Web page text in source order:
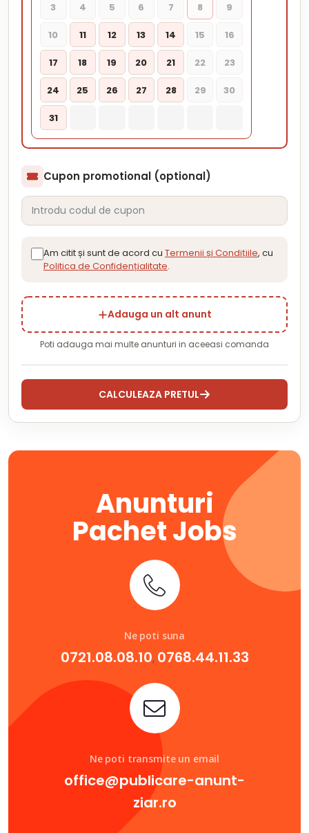
Anunturi
Pachet Jobs
Ne poti suna
0721.08.08.10, 0768.44.11.33
Ne poti transmite un email
office@publicare-anunt-
ziar.ro
3 4 5 6 7 8 9
10 11 12 13 14 15 16
17 18 19 20 21 22 23
24 25 26 27 28 29 30
31
Cupon promotional (optional)
Am citit și sunt de acord cu Termenii și Condițiile, cu
Politica de Confidențialitate.
Adauga un alt anunt
Poti adauga mai multe anunturi in aceeasi comanda
CALCULEAZA PRETUL